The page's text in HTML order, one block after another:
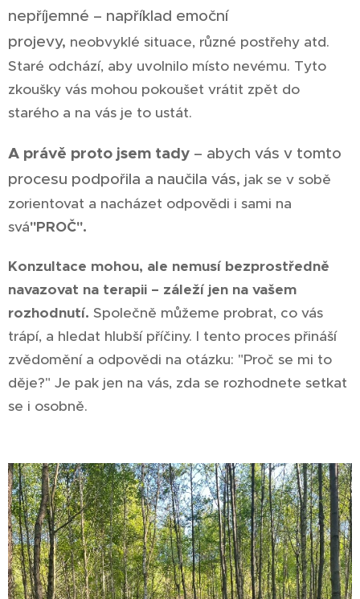
nepříjemné – například emoční
projevy, neobvyklé situace, různé postřehy atd.
Staré odchází, aby uvolnilo místo nevému. Tyto
zkoušky vás mohou pokoušet vrátit zpět do
starého a na vás je to ustát.
A právě proto jsem tady – abych vás v tomto
procesu podpořila a naučila vás, jak se v sobě
zorientovat a nacházet odpovědi i sami na
svá"PROČ".
Konzultace mohou, ale nemusí bezprostředně
navazovat na terapii – záleží jen na vašem
rozhodnutí. Společně můžeme probrat, co vás
trápí, a hledat hlubší příčiny. I tento proces přináší
zvědomění a odpovědi na otázku: "Proč se mi to
děje?" Je pak jen na vás, zda se rozhodnete setkat
se i osobně.